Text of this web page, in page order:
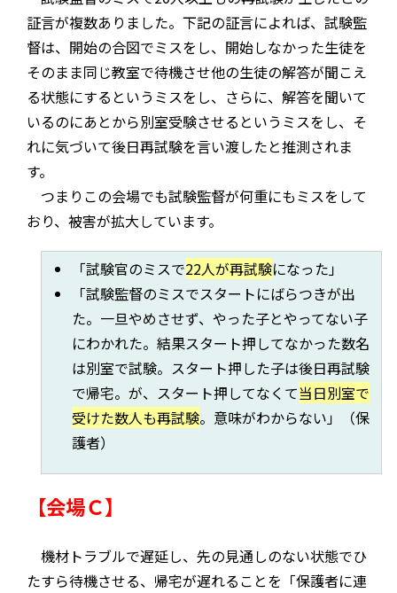
証言が複数ありました。下記の証言によれば、試験監
督は、開始の合図でミスをし、開始しなかった生徒を
そのまま同じ教室で待機させ他の生徒の解答が聞こえ
る状態にするというミスをし、さらに、解答を聞いて
いるのにあとから別室受験させるというミスをし、そ
れに気づいて後日再試験を言い渡したと推測されま
す。
つまりこの会場でも試験監督が何重にもミスをして
おり、被害が拡大しています。
「試験官のミスで22人が再試験になった」
「試験監督のミスでスタートにばらつきが出
た。一旦やめさせず、やった子とやってない子
にわかれた。結果スタート押してなかった数名
は別室で試験。スタート押した子は後日再試験
で帰宅。が、スタート押してなくて当日別室で
受けた数人も再試験。意味がわからない」（保
護者）
【会場Ｃ】
機材トラブルで遅延し、先の見通しのない状態でひ
たすら待機させる、帰宅が遅れることを「保護者に連